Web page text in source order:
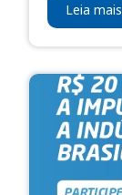
Leia mais